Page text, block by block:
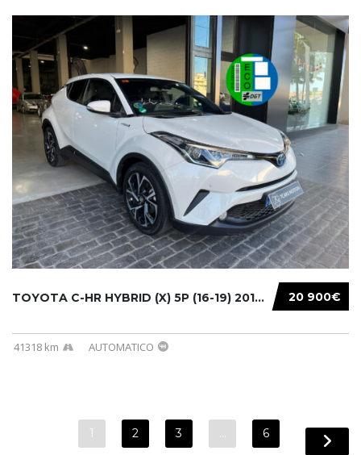
20 900€
TOYOTA C-HR HYBRID (X) 5P (16-19) 2019...
41318 km AUTOMATICO
1 2 3 … 6